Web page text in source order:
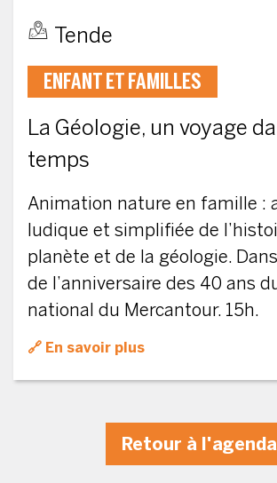
Tende
ENFANT ET FAMILLES
La Géologie, un voyage
temps
Animation nature en famille :
ludique et simplifiée de
planète et de la géologie.
de l’anniversaire des 40 ans
national du Mercantour. 15h.
En savoir plus
Retour à l'agenda